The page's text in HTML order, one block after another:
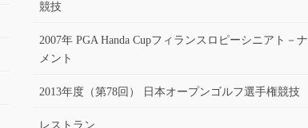
競技
2007年 PGA Handa Cupフィランスロピーシニアト－ナ
メント
2013年度（第78回） 日本オープンゴルフ選手権競技
レストラン